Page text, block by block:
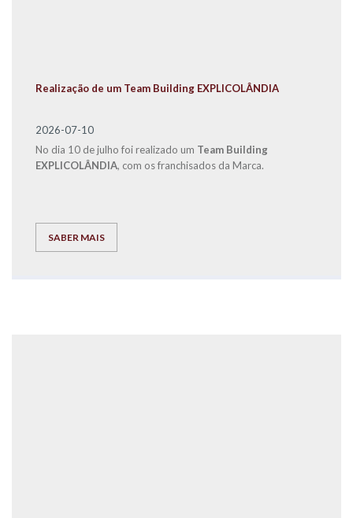
Realização de um Team Building EXPLICOLÂNDIA
2026-07-10
No dia 10 de julho foi realizado um Team Building
EXPLICOLÂNDIA, com os franchisados da Marca.
SABER MAIS